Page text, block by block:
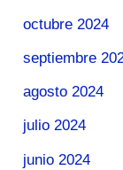
octubre 2024
septiembre
agosto 2024
julio 2024
junio 2024